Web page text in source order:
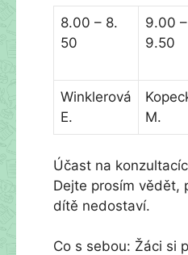
8.00 – 8.
50
9.00 –
9.50
Winklerová
E.
M.
Účast na
Dejte prosím vědět,
dítě nedostaví.
Co s sebou: Žáci si